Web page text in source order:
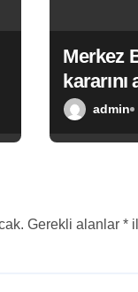
Merkez
kararını
admin
Gerekli alanlar *